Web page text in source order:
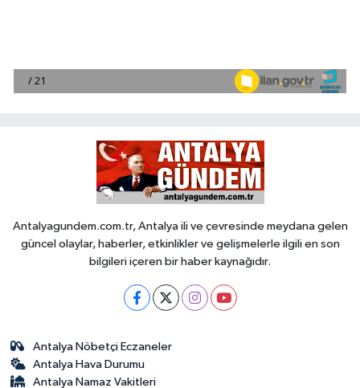
Antalyagundem.com.tr, Antalya ili ve çevresinde meydana gelen
güncel olaylar, haberler, etkinlikler ve gelişmelerle ilgili en son
bilgileri içeren bir haber kaynağıdır.
Antalya Nöbetçi Eczaneler
Antalya Hava Durumu
Antalya Namaz Vakitleri